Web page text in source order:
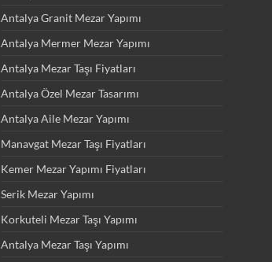
Antalya Granit Mezar Yapımı
Antalya Mermer Mezar Yapımı
Antalya Mezar Taşı Fiyatları
Antalya Özel Mezar Tasarımı
Antalya Aile Mezar Yapımı
Manavgat Mezar Taşı Fiyatları
Kemer Mezar Yapımı Fiyatları
Serik Mezar Yapımı
Korkuteli Mezar Taşı Yapımı
Antalya Mezar Taşı Yapımı